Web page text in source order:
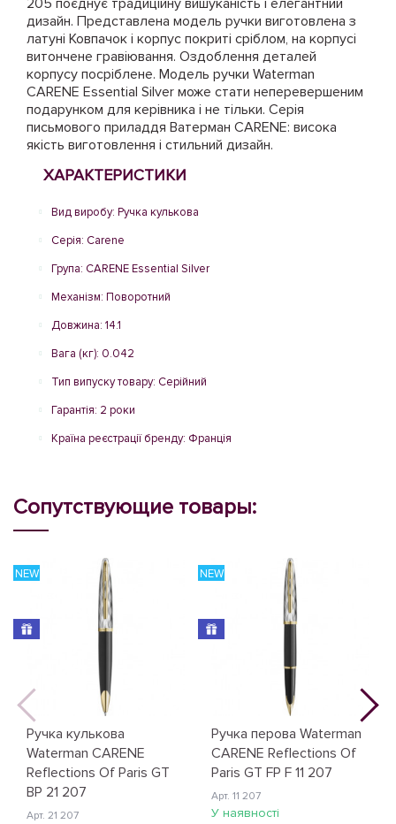
205 поєднує традиційну вишуканість і елегантний
дизайн. Представлена ​​модель ручки виготовлена ​​з
латуні Ковпачок і корпус покриті сріблом, на корпусі
витончене гравіювання. Оздоблення деталей
корпусу посріблене. Модель ручки Waterman
CARENE Essential Silver може стати неперевершеним
подарунком для керівника і не тільки. Серія
письмового приладдя Ватерман CARENE: висока
якість виготовлення і стильний дизайн.
ХАРАКТЕРИСТИКИ
Вид виробу: Ручка кулькова
Серія: Carene
Група: CARENE Essential Silver
Механізм: Поворотний
Довжина: 14.1
Вага (кг): 0.042
Тип випуску товару: Серійний
Гарантія: 2 роки
Країна реєстрації бренду: Франція
Сопутствующие товары:
Ручка кулькова
Waterman CARENE
Reflections Of Paris GT
BP 21 207
Арт. 21 207
NEW
Ручка перова Waterman
CARENE Reflections Of
Paris GT FP F 11 207
Арт. 11 207
NEW
У наявності